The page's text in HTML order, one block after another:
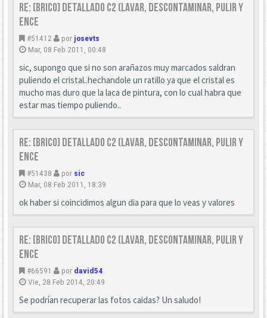
Re: [Brico] Detallado C2 (Lavar, descontaminar, pulir y
ence
#51412 por josevts
Mar, 08 Feb 2011, 00:48
sic, supongo que si no son arañazos muy marcados saldran
puliendo el cristal..hechandole un ratillo ya que el cristal es
mucho mas duro que la laca de pintura, con lo cual habra que
estar mas tiempo puliendo..
Re: [Brico] Detallado C2 (Lavar, descontaminar, pulir y
ence
#51438 por sic
Mar, 08 Feb 2011, 18:39
ok haber si coincidimos algun dia para que lo veas y valores
Re: [Brico] Detallado C2 (Lavar, descontaminar, pulir y
ence
#66591 por david54
Vie, 28 Feb 2014, 20:49
Se podrían recuperar las fotos caidas? Un saludo!